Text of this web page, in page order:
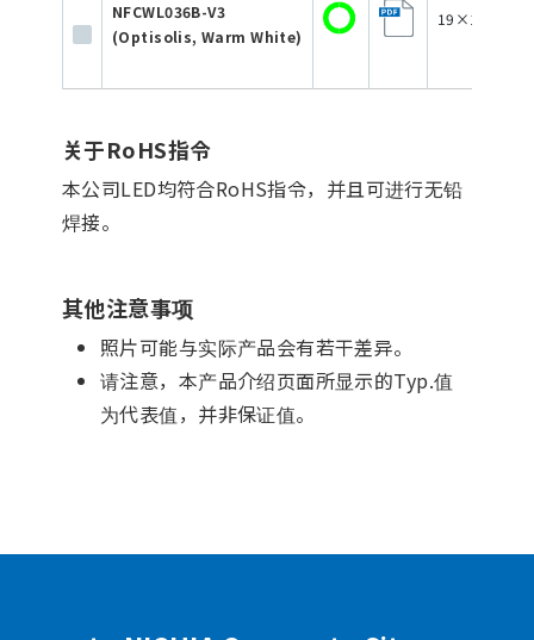
NFCWL036B-V3
(Optisolis, Warm White)
19×16×2
关于RoHS指令
本公司LED均符合RoHS指令，并且可进行无铅
焊接。
其他注意事项
照片可能与实际产品会有若干差异。
请注意，本产品介绍页面所显示的Typ.值
为代表值，并非保证值。